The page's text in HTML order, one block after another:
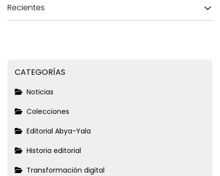
Recientes
CATEGORÍAS
Noticias
Colecciones
Editorial Abya-Yala
Historia editorial
Transformación digital